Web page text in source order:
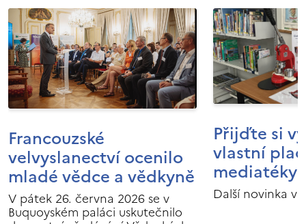
Francouzské
velvyslanectví ocenilo
mladé vědce a vědkyně
V pátek 26. června 2026 se v
Buquoyském paláci uskutečnilo
Přijďte si
vlastní
mediatéky
Další novinka v